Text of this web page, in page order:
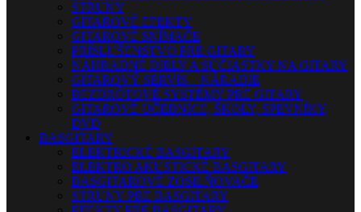
STRUNY
GITAROVÉ EFEKTY
GITAROVÉ SNÍMAČE
PRÍSLUŠENSTVO PRE GITARY
NÁHRADNÉ DIELY A SÚČIASTKY NA GITARY
GITAROVÝ SERVIS – NÁRADIE
BEZDRÔTOVÉ SYSTÉMY PRE GITARY
GITAROVÉ UČEBNICE, ŠKOLY, SPEVNÍKY,
DVD
BASGITARY
ELEKTRICKÉ BASGITARY
ELEKTRO AKUSTICKÉ BASGITARY
BASGITAROVÉ ZOSILŇOVAČE
STRUNY PRE BASGITARY